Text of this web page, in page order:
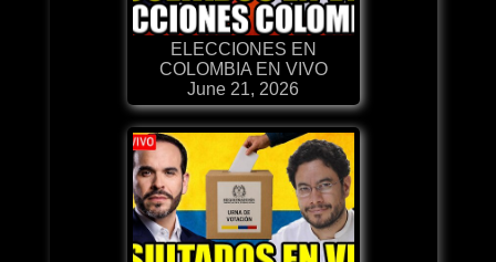
ELECCIONES EN
COLOMBIA EN VIVO
June 21, 2026